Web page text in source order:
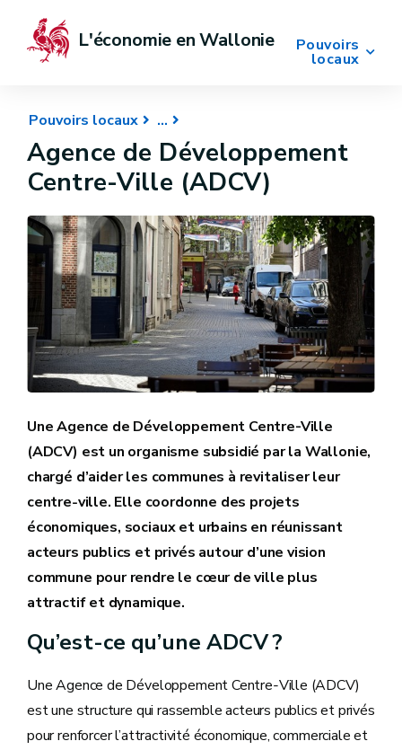
Pouvoirs
locaux
L'économie en Wallonie
Pouvoirs locaux
Agence de Développement
Centre-Ville (ADCV)
Une Agence de Développement Centre-Ville
(ADCV) est un organisme subsidié par la Wallonie,
chargé d’aider les communes à revitaliser leur
centre‑ville. Elle coordonne des projets
économiques, sociaux et urbains en réunissant
acteurs publics et privés autour d’une vision
commune pour rendre le cœur de ville plus
attractif et dynamique.
Qu’est-ce qu’une ADCV ?
Une Agence de Développement Centre‑Ville (ADCV)
est une structure qui rassemble acteurs publics et privés
pour renforcer l’attractivité économique, commerciale et